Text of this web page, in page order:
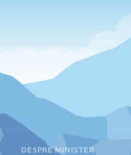
DESPRE MINISTER